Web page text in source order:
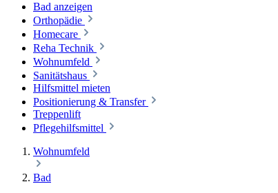
Bad anzeigen
Orthopädie
Homecare
Reha Technik
Wohnumfeld
Sanitätshaus
Hilfsmittel mieten
Positionierung & Transfer
Treppenlift
Pflegehilfsmittel
Wohnumfeld
Bad